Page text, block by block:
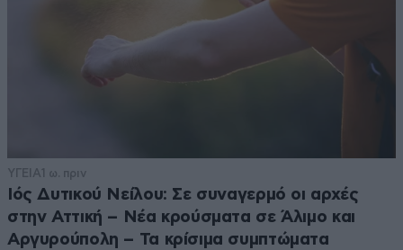
ΥΓΕΙΑ1 ω. πριν
Ιός Δυτικού Νείλου: Σε συναγερμό οι αρχές
στην Αττική – Νέα κρούσματα σε Άλιμο και
Αργυρούπολη – Τα κρίσιμα συμπτώματα